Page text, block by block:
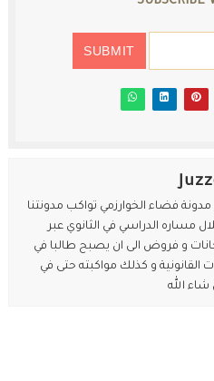
فضاء الخوارزمي تواكب مدونتنا
مساره الدراسي في الثانوي عبر
و فروض الى ان يصبح طالبا في
القانونية و كذلك مواكبته حتى في
الله